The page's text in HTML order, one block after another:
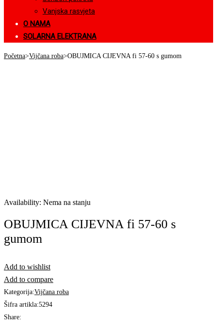
Vanjska rasvjeta
O NAMA
SOLARNA ELEKTRANA
Početna>Vijčana roba>OBUJMICA CIJEVNA fi 57-60 s gumom
Availability: Nema na stanju
OBUJMICA CIJEVNA fi 57-60 s
gumom
Add to wishlist
Add to compare
Kategorija:Vijčana roba
Šifra artikla:5294
Share: